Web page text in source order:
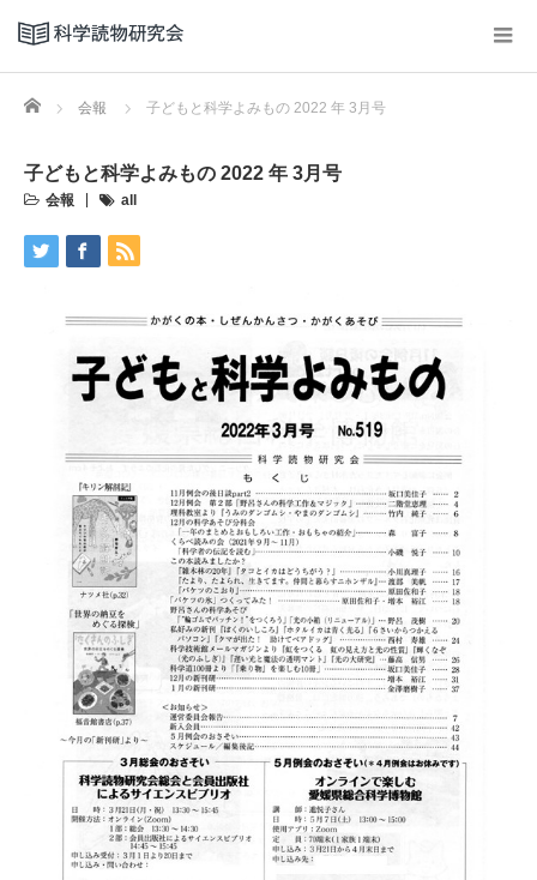
Home 会報 子どもと科学よみもの 2022 年 3月号
子どもと科学よみもの 2022 年 3月号
会報 all